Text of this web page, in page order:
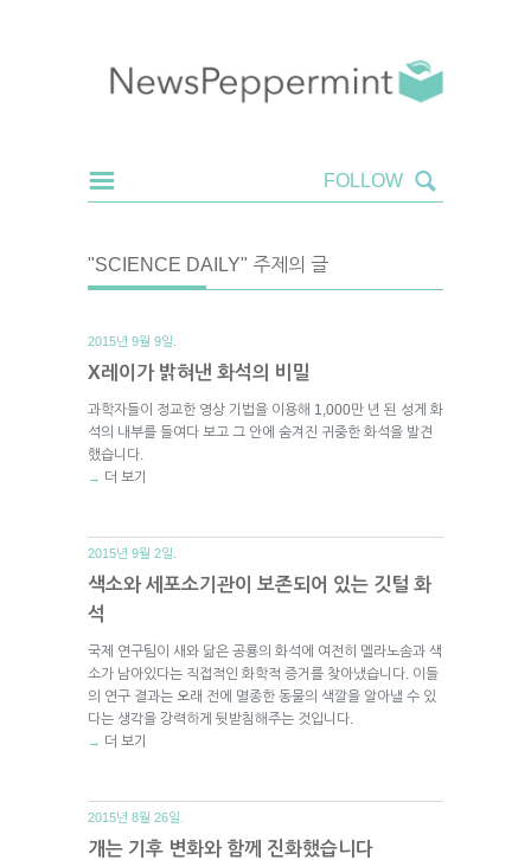
"SCIENCE DAILY" 주제의 글
2015년 9월 9일.
X레이가 밝혀낸 화석의 비밀
과학자들이 정교한 영상 기법을 이용해 1,000만 년 된 성게 화
석의 내부를 들여다 보고 그 안에 숨겨진 귀중한 화석을 발견
했습니다.
→ 더 보기
2015년 9월 2일.
색소와 세포소기관이 보존되어 있는 깃털 화
석
국제 연구팀이 새와 닮은 공룡의 화석에 여전히 멜라노솜과 색
소가 남아있다는 직접적인 화학적 증거를 찾아냈습니다. 이들
의 연구 결과는 오래 전에 멸종한 동물의 색깔을 알아낼 수 있
다는 생각을 강력하게 뒷받침해주는 것입니다.
→ 더 보기
2015년 8월 26일.
개는 기후 변화와 함께 진화했습니다